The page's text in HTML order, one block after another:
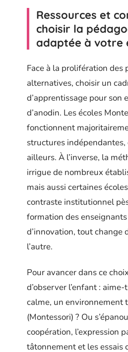
Ressources et
choisir la
adaptée à votre
Face à la prolifération des
alternatives, choisir un
d’apprentissage pour son
d’anodin. Les écoles
fonctionnent
structures indépendantes,
ailleurs. À l’inverse, la
irrigue de nombreux
mais aussi certaines
contraste institutionnel
formation des
d’innovation, tout change
l’autre.
Pour avancer dans ce
d’observer l’enfant :
calme, un environnement
(Montessori) ? Ou
coopération, l’expression
tâtonnement et les essais